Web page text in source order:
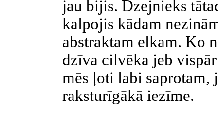
jau bijis. Dzejnieks
kalpojis kādam
abstraktam elkam. Ko
dzīva cilvēka jeb
mēs ļoti labi saprotam,
raksturīgākā iezīme.